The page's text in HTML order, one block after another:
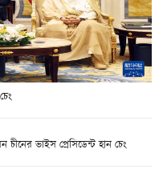
ভাইস প্রেসিডেন্ট হান চেং